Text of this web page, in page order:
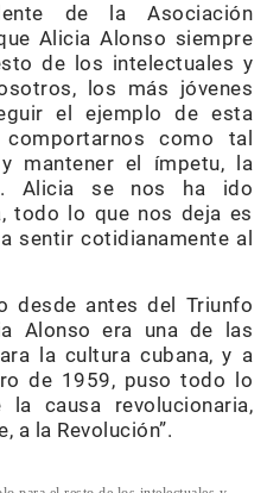
de la Asociación
Alicia Alonso siempre
de los intelectuales y
los más jóvenes
el ejemplo de esta
como tal
mantener el ímpetu, la
Alicia se nos ha ido
todo lo que nos deja es
sentir cotidianamente al
desde antes del Triunfo
Alonso era una de las
la cultura cubana, y a
de 1959, puso todo lo
causa revolucionaria,
a la Revolución”.